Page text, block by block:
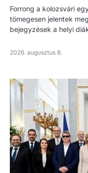
Forrong a kolozsvári
tömegesen jelentek
bejegyzések a helyi
2026. augusztus 8.